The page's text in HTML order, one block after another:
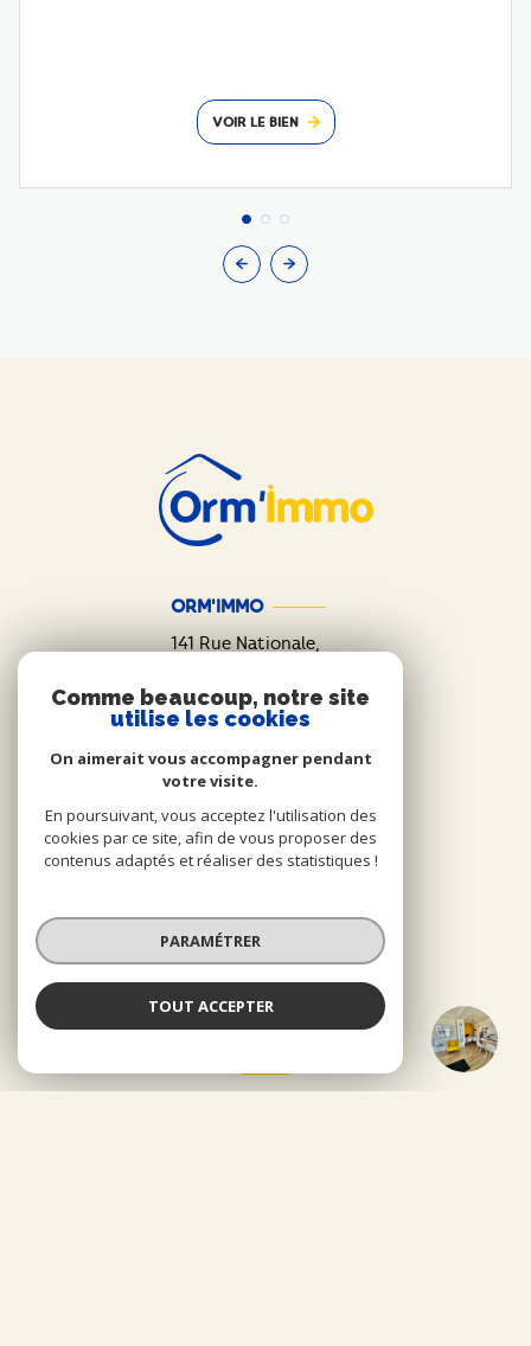
Orm'Immo
VOIR LE BIEN
ORM'IMMO
141 Rue Nationale,
02 38 74 82 14
NOS RÉSEAUX
Nous adhérons
Comme beaucoup, notre site
utilise les cookies
On aimerait vous accompagner pendant
votre visite.
En poursuivant, vous acceptez l'utilisation des
cookies par ce site, afin de vous proposer des
contenus adaptés et réaliser des statistiques !
PARAMÉTRER
TOUT ACCEPTER